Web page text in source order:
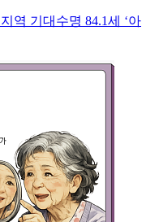
역 기대수명 84.1세 ‘아